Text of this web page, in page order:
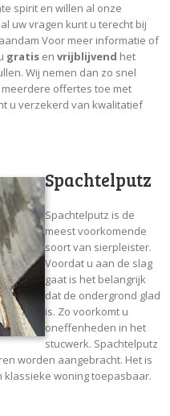
spirit en willen al onze
uw vragen kunt u terecht bij
Voor meer informatie of
gratis en vrijblijvend het
Wij nemen dan zo snel
offertes toe met
u verzekerd van kwalitatief
Spachtelputz
Spachtelputz is de
meest voorkomende
soort van sierpleister.
Voordat u aan de slag
gaat is het belangrijk
dat de ondergrond glad
is. Zo voorkomt u
oneffenheden in het
stucwerk. Spachtelputz
worden aangebracht. Het is
woning toepasbaar.